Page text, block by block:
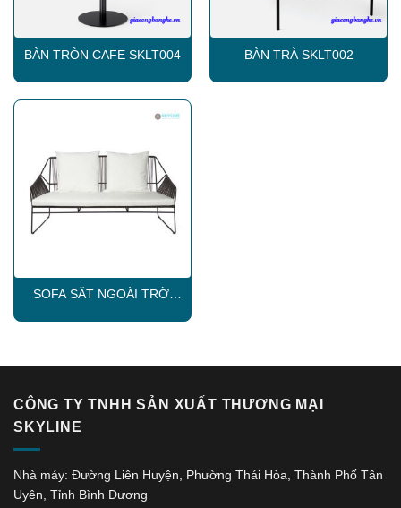
BÀN TRÒN CAFE SKLT004 BÀN TRÀ SKLT002
SOFA SẮT NGOÀI TRỜI
CÔNG TY TNHH SẢN XUẤT THƯƠNG MẠI
SKYLINE
Nhà máy: Đường Liên Huyện, Phường Thái Hòa, Thành Phố Tân
Uyên, Tỉnh Bình Dương